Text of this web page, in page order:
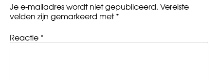
Je e-mailadres wordt niet gepubliceerd. Vereiste
velden zijn gemarkeerd met*
Reactie *